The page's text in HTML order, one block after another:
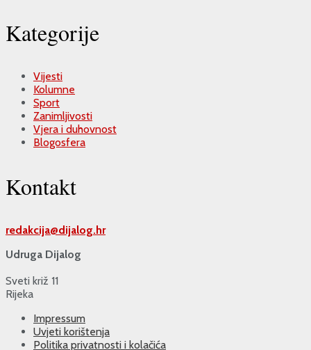
Kategorije
Vijesti
Kolumne
Sport
Zanimljivosti
Vjera i duhovnost
Blogosfera
Kontakt
redakcija@dijalog.hr
Udruga Dijalog
Sveti križ 11
Rijeka
Impressum
Uvjeti korištenja
Politika privatnosti i kolačića